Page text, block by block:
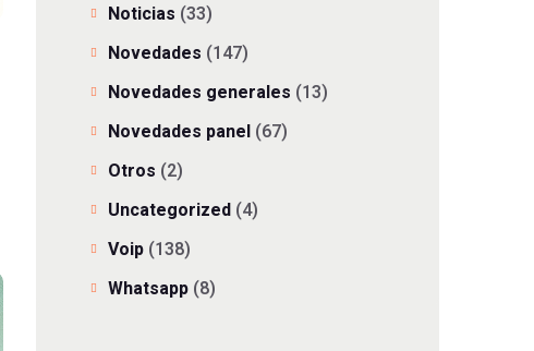
Noticias (33)
Novedades (147)
Novedades generales (13)
Novedades panel (67)
Otros (2)
Uncategorized (4)
Voip (138)
Whatsapp (8)